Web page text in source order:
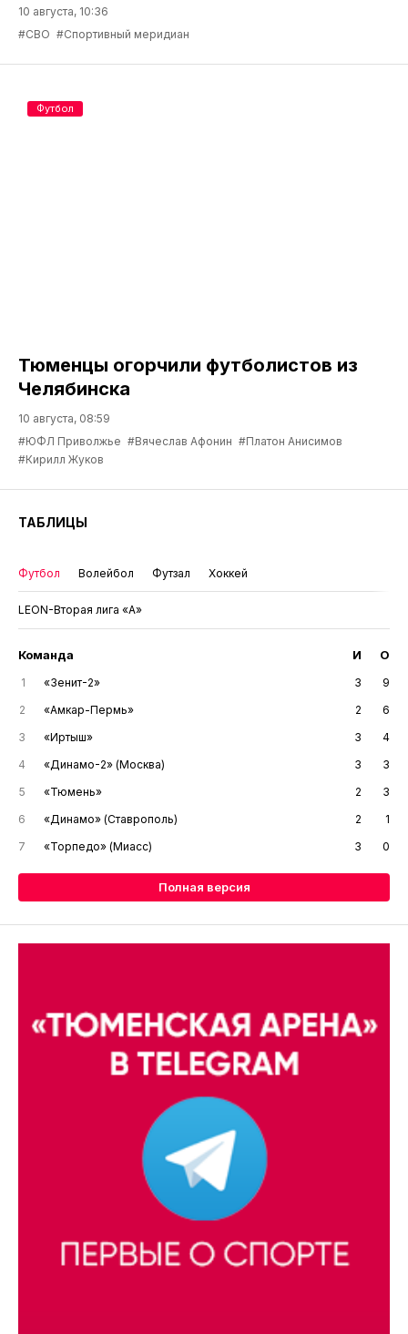
10 августа, 10:36
#СВО #Спортивный меридиан
Тюменцы огорчили футболистов из
Челябинска
10 августа, 08:59
#ЮФЛ Приволжье #Вячеслав Афонин #Платон Анисимов
#Кирилл Жуков
Футбол
ТАБЛИЦЫ
Футбол Волейбол Футзал Хоккей
LEON-Вторая лига «А»
Команда И О
1 «Зенит-2» 3
9
2
«Амкар-Пермь» 2
6
3
«Иртыш» 3
4
4
«Динамо-2» (Москва) 3
3
5
«Тюмень» 2
3
6
«Динамо» (Ставрополь) 2
1
7
«Торпедо» (Миасс) 3 0
Полная версия